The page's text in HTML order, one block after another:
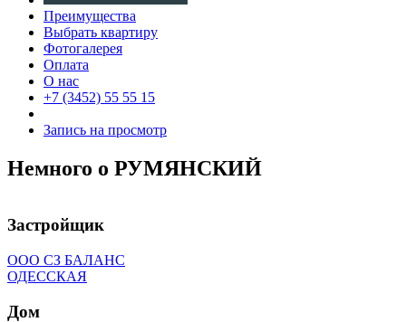
Преимущества
Выбрать квартиру
Фотогалерея
Оплата
О нас
+7 (3452) 55 55 15
Запись на просмотр
Немного о РУМЯНСКИЙ
Застройщик
ООО СЗ БАЛАНС
ОДЕССКАЯ
Дом